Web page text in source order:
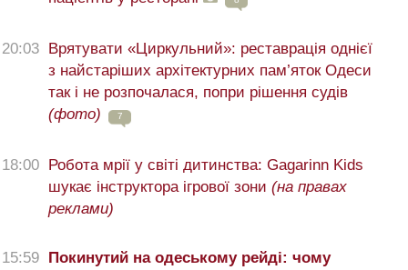
20:03
Врятувати «Циркульний»: реставрація однієї
з найстаріших архітектурних пам’яток Одеси
так і не розпочалася, попри рішення судів
(фото)
7
18:00
Робота мрії у світі дитинства: Gagarinn Kids
шукає інструктора ігрової зони (на правах
реклами)
15:59
Покинутий на одеському рейді: чому